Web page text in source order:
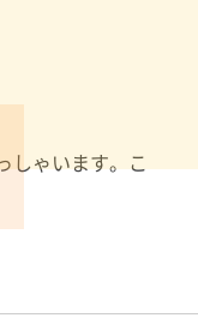
しゃいます。こ